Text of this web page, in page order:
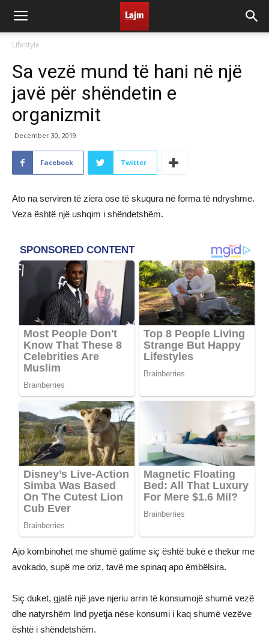
Lifestyle
Sa vezë mund të hani në një
javë për shëndetin e
organizmit
December 30, 2019
Facebook Twitter
Ato na serviren të ziera ose të skuqura në forma të ndryshme.
Veza është një ushqim i shëndetshëm.
Ajo kombinohet me shumë gatime siç është bukë e thekur me
avokado, supë me oriz, tavë me spinaq apo ëmbëlsira.
Siç duket, gjatë një jave njeriu arrin të konsumojë shumë vezë
dhe natyrshëm lind pyetja nëse konsumi i kaq shumë vezëve
është i shëndetshëm.